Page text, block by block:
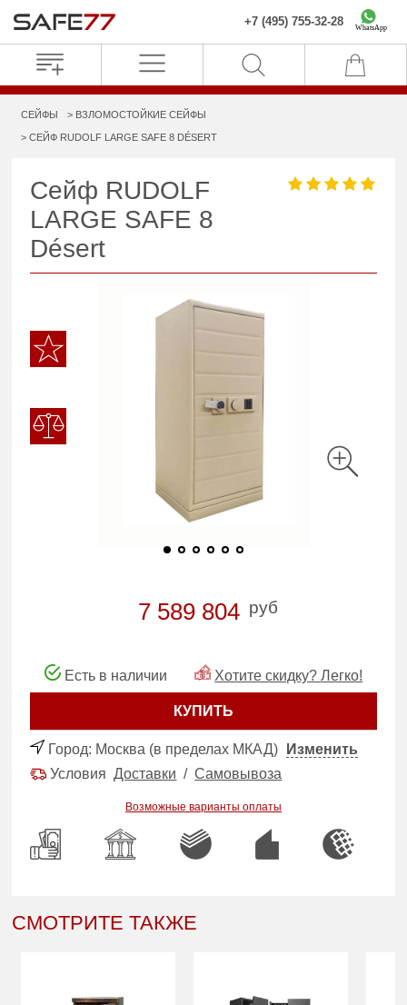
+7 (495) 755-32-28 WhatsApp
СЕЙФЫ ВЗЛОМОСТОЙКИЕ СЕЙФЫ
СЕЙФ RUDOLF LARGE SAFE 8 DÉSERT
Сейф RUDOLF
LARGE SAFE 8
Désert
7 589 804 руб
Есть в наличии Хотите скидку? Легко!
КУПИТЬ
Город: Москва (в пределах МКАД)
Изменить
УсловияДоставки /Самовывоза
Возможные варианты оплаты
СМОТРИТЕ ТАКЖЕ